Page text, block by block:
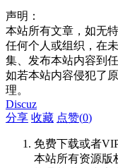
声明：
本站所有文章，如无
任何个人或组织，在
集、发布本站内容到
如若本站内容侵犯了
理。
Discuz
分享 收藏 点赞(0)
免费下载或者
本站所有资源版